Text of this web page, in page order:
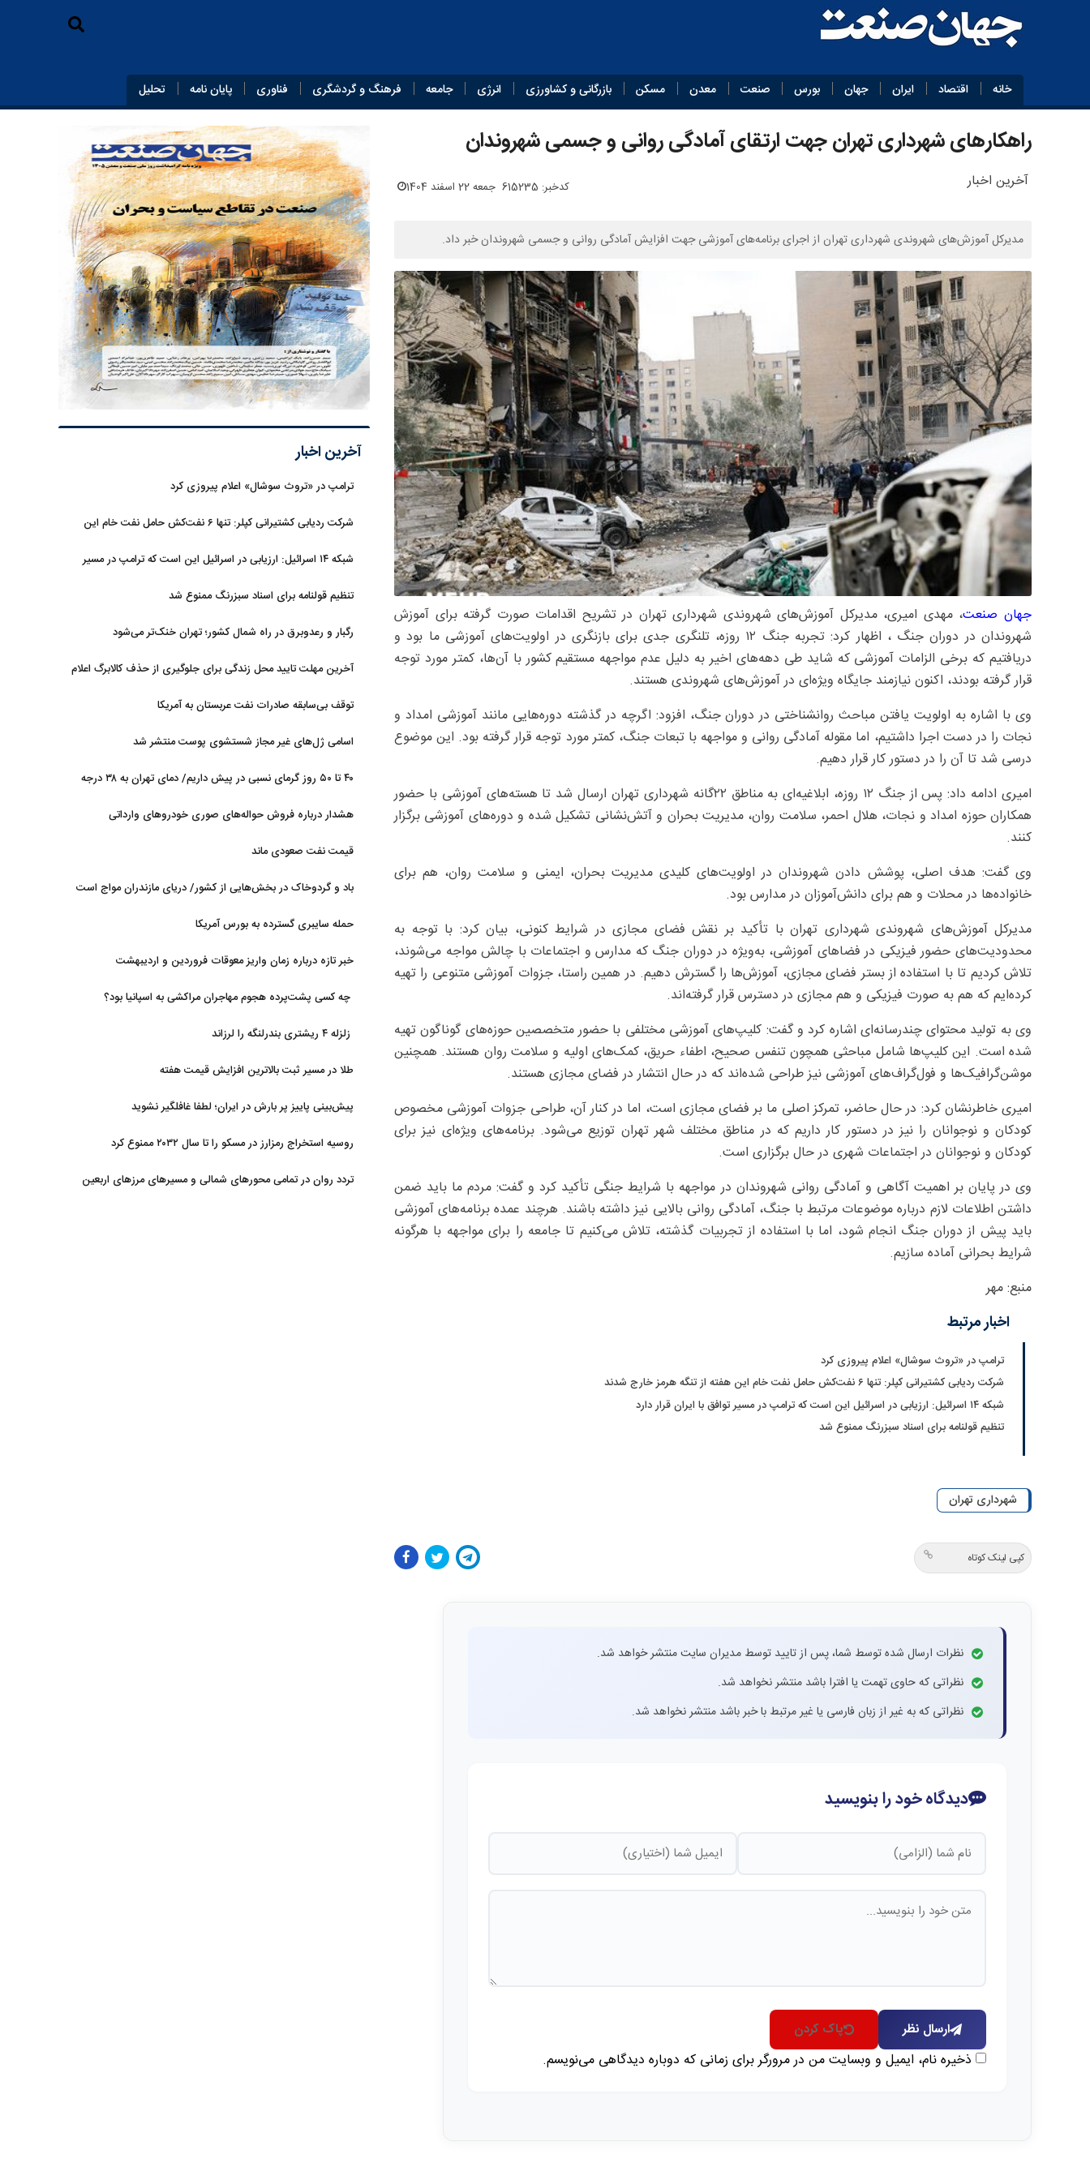
خانه اقتصاد ایران جهان بورس صنعت معدن مسکن بازرگانی و کشاورزی انرژی جامعه فرهنگ و گردشگری فناوری پایان‌ نامه تحلیل
راهکارهای شهرداری تهران جهت ارتقای آمادگی روانی و جسمی شهروندان
آخرین اخبار کدخبر: 615235 جمعه 22 اسفند 1404
مدیرکل آموزش‌های شهروندی شهرداری تهران از اجرای برنامه‌های آموزشی جهت افزایش آمادگی روانی و جسمی شهروندان خبر داد.
جهان صنعت، مهدی امیری، مدیرکل آموزش‌های شهروندی شهرداری تهران در تشریح اقدامات صورت گرفته برای آموزش
شهروندان در دوران جنگ ، اظهار کرد: تجربه جنگ ۱۲ روزه، تلنگری جدی برای بازنگری در اولویت‌های آموزشی ما بود و
دریافتیم که برخی الزامات آموزشی که شاید طی دهه‌های اخیر به دلیل عدم مواجهه مستقیم کشور با آن‌ها، کمتر مورد توجه
قرار گرفته بودند، اکنون نیازمند جایگاه ویژه‌ای در آموزش‌های شهروندی هستند.
وی با اشاره به اولویت یافتن مباحث روانشناختی در دوران جنگ، افزود: اگرچه در گذشته دوره‌هایی مانند آموزشی امداد و
نجات را در دست اجرا داشتیم، اما مقوله آمادگی روانی و مواجهه با تبعات جنگ، کمتر مورد توجه قرار گرفته بود. این موضوع
درسی شد تا آن را در دستور کار قرار دهیم.
امیری ادامه داد: پس از جنگ ۱۲ روزه، ابلاغیه‌ای به مناطق ۲۲گانه شهرداری تهران ارسال شد تا هسته‌های آموزشی با حضور
همکاران حوزه امداد و نجات، هلال احمر، سلامت روان، مدیریت بحران و آتش‌نشانی تشکیل شده و دوره‌های آموزشی برگزار
کنند.
وی گفت: هدف اصلی، پوشش دادن شهروندان در اولویت‌های کلیدی مدیریت بحران، ایمنی و سلامت روان، هم برای
خانواده‌ها در محلات و هم برای دانش‌آموزان در مدارس بود.
مدیرکل آموزش‌های شهروندی شهرداری تهران با تأکید بر نقش فضای مجازی در شرایط کنونی، بیان کرد: با توجه به
محدودیت‌های حضور فیزیکی در فضاهای آموزشی، به‌ویژه در دوران جنگ که مدارس و اجتماعات با چالش مواجه می‌شوند،
تلاش کردیم تا با استفاده از بستر فضای مجازی، آموزش‌ها را گسترش دهیم. در همین راستا، جزوات آموزشی متنوعی را تهیه
کرده‌ایم که هم به صورت فیزیکی و هم مجازی در دسترس قرار گرفته‌اند.
وی به تولید محتوای چندرسانه‌ای اشاره کرد و گفت: کلیپ‌های آموزشی مختلفی با حضور متخصصین حوزه‌های گوناگون تهیه
شده است. این کلیپ‌ها شامل مباحثی همچون تنفس صحیح، اطفاء حریق، کمک‌های اولیه و سلامت روان هستند. همچنین
موشن‌گرافیک‌ها و فول‌گراف‌های آموزشی نیز طراحی شده‌اند که در حال انتشار در فضای مجازی هستند.
امیری خاطرنشان کرد: در حال حاضر، تمرکز اصلی ما بر فضای مجازی است، اما در کنار آن، طراحی جزوات آموزشی مخصوص
کودکان و نوجوانان را نیز در دستور کار داریم که در مناطق مختلف شهر تهران توزیع می‌شود. برنامه‌های ویژه‌ای نیز برای
کودکان و نوجوانان در اجتماعات شهری در حال برگزاری است.
وی در پایان بر اهمیت آگاهی و آمادگی روانی شهروندان در مواجهه با شرایط جنگی تأکید کرد و گفت: مردم ما باید ضمن
داشتن اطلاعات لازم درباره موضوعات مرتبط با جنگ، آمادگی روانی بالایی نیز داشته باشند. هرچند عمده برنامه‌های آموزشی
باید پیش از دوران جنگ انجام شود، اما با استفاده از تجربیات گذشته، تلاش می‌کنیم تا جامعه را برای مواجهه با هرگونه
شرایط بحرانی آماده سازیم.
منبع: مهر
اخبار مرتبط
ترامپ در «تروث سوشال» اعلام پیروزی کرد
شرکت ردیابی کشتیرانی کپلر: تنها ۶ نفت‌کش حامل نفت خام این هفته از تنگه هرمز خارج شدند
شبکه ۱۴ اسرائیل: ارزیابی در اسرائیل این است که ترامپ در مسیر توافق با ایران قرار دارد
تنظیم قولنامه برای اسناد سبزرنگ ممنوع شد
شهرداری تهران
کپی لینک کوتاه
نظرات ارسال شده توسط شما، پس از تایید توسط مدیران سایت منتشر خواهد شد.
نظراتی که حاوی تهمت یا افترا باشد منتشر نخواهد شد.
نظراتی که به غیر از زبان فارسی یا غیر مرتبط با خبر باشد منتشر نخواهد شد.
دیدگاه خود را بنویسید
ارسال نظر پاک کردن
ذخیره نام، ایمیل و وبسایت من در مرورگر برای زمانی که دوباره دیدگاهی می‌نویسم.
آخرین اخبار
ترامپ در «تروث سوشال» اعلام پیروزی کرد
شرکت ردیابی کشتیرانی کپلر: تنها ۶ نفت‌کش حامل نفت خام این
شبکه ۱۴ اسرائیل: ارزیابی در اسرائیل این است که ترامپ در مسیر
تنظیم قولنامه برای اسناد سبزرنگ ممنوع شد
رگبار و رعدوبرق در راه شمال کشور؛ تهران خنک‌تر می‌شود
آخرین مهلت تایید محل زندگی برای جلوگیری از حذف کالابرگ اعلام
توقف بی‌سابقه صادرات نفت عربستان به آمریکا
اسامی ژل‌های غیر مجاز شستشوی پوست منتشر شد
۴۰ تا ۵۰ روز گرمای نسبی در پیش داریم/ دمای تهران به ۳۸ درجه
هشدار درباره فروش حواله‌های صوری خودروهای وارداتی
قیمت نفت صعودی ماند
باد و گردوخاک در بخش‌هایی از کشور/ دریای مازندران مواج است
حمله سایبری گسترده به بورس آمریکا
خبر تازه درباره زمان واریز معوقات فروردین و اردیبهشت
چه کسی پشت‌پرده هجوم مهاجران مراکشی به اسپانیا بود؟
زلزله ۴ ریشتری بندرلنگه را لرزاند
طلا در مسیر ثبت بالاترین افزایش قیمت هفته
پیش‌بینی پاییز پر بارش در ایران؛ لطفا غافلگیر نشوید
روسیه استخراج رمزارز در مسکو را تا سال ۲۰۳۲ ممنوع کرد
تردد روان در تمامی محورهای شمالی و مسیرهای مرزهای اربعین